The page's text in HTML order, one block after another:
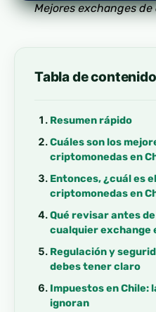
Mejores exchanges
Tabla de
Resumen rápido
Cuáles son los
criptomonedas en
Entonces, ¿cuál es
criptomonedas en
Qué revisar antes
cualquier exchange
Regulación y
debes tener claro
Impuestos en Chile:
ignoran